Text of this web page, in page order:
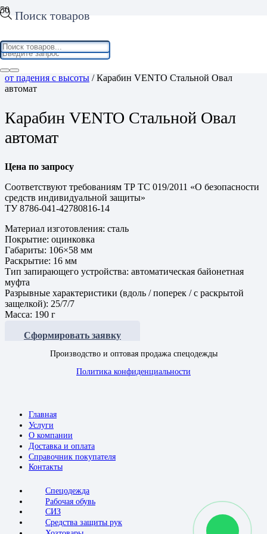
Поиск товаров
Home
от падения с высоты / Карабин VENTO Стальной Овал
автомат
Карабин VENTO Стальной Овал
автомат
Цена по запросу
Соответствуют требованиям ТР ТС 019/2011 «О безопасности
средств индивидуальной защиты»
ТУ 8786-041-42780816-14
Материал изготовления: сталь
Покрытие: оцинковка
Габариты: 106×58 мм
Раскрытие: 16 мм
Тип запирающего устройства: автоматическая байонетная
муфта
Разрывные характеристики (вдоль / поперек / с раскрытой
защелкой): 25/7/7
Масса: 190 г
Сформировать заявку
Производство и оптовая продажа спецодежды
Политика конфиденциальности
Главная
Услуги
О компании
Доставка и оплата
Справочник покупателя
Контакты
Спецодежда
Рабочая обувь
СИЗ
Средства защиты рук